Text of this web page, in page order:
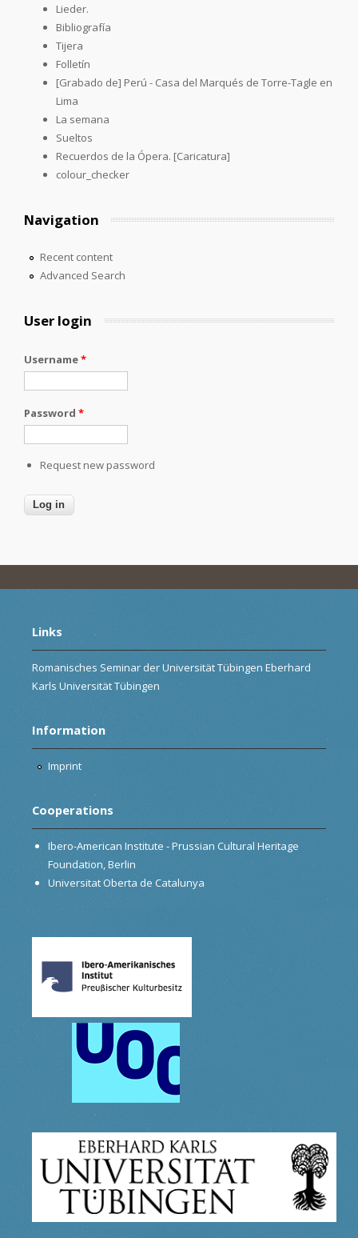
Lieder.
Bibliografía
Tijera
Folletín
[Grabado de] Perú - Casa del Marqués de Torre-Tagle en
Lima
La semana
Sueltos
Recuerdos de la Ópera. [Caricatura]
colour_checker
Navigation
Recent content
Advanced Search
User login
Username*
Password *
Request new password
Links
Romanisches Seminar der Universität Tübingen Eberhard
Karls Universität Tübingen
Information
Imprint
Cooperations
Ibero-American Institute - Prussian Cultural Heritage
Foundation, Berlin
Universitat Oberta de Catalunya